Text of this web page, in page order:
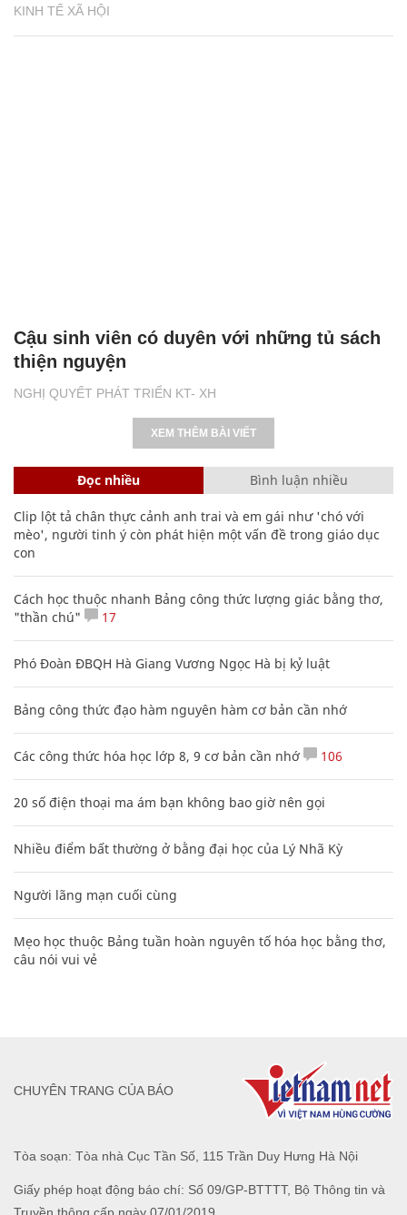
KINH TẾ XÃ HỘI
NGHỊ QUYẾT PHÁT TRIỂN KT- XH
Cậu sinh viên có duyên với những tủ sách
thiện nguyện
XEM THÊM BÀI VIẾT
Đọc nhiều Bình luận nhiều
Clip lột tả chân thực cảnh anh trai và em gái như 'chó với
mèo', người tinh ý còn phát hiện một vấn đề trong giáo dục
con
Cách học thuộc nhanh Bảng công thức lượng giác bằng thơ,
"thần chú"
17
Phó Đoàn ĐBQH Hà Giang Vương Ngọc Hà bị kỷ luật
Bảng công thức đạo hàm nguyên hàm cơ bản cần nhớ
Các công thức hóa học lớp 8, 9 cơ bản cần nhớ 106
20 số điện thoại ma ám bạn không bao giờ nên gọi
Nhiều điểm bất thường ở bằng đại học của Lý Nhã Kỳ
Người lãng mạn cuối cùng
Mẹo học thuộc Bảng tuần hoàn nguyên tố hóa học bằng thơ,
câu nói vui vẻ
Tòa soạn: Tòa nhà Cục Tần Số, 115 Trần Duy Hưng Hà Nội
Giấy phép hoạt động báo chí: Số 09/GP-BTTTT, Bộ Thông tin và
CHUYÊN TRANG CỦA BÁO